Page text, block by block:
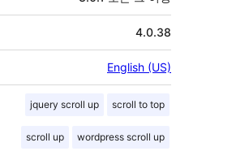
4.0.38
English (US)
jquery scroll up scroll to top
scroll up wordpress scroll up